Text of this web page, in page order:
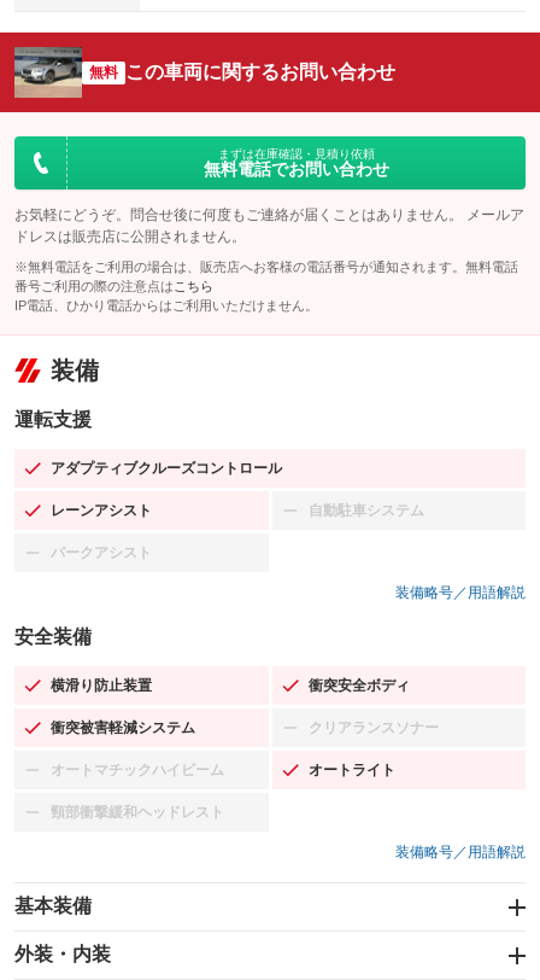
無料 この車両に関するお問い合わせ
まずは在庫確認・見積り依頼
無料電話でお問い合わせ
お気軽にどうぞ。問合せ後に何度もご連絡が届くことはありません。 メールア
ドレスは販売店に公開されません。
※無料電話をご利用の場合は、販売店へお客様の電話番号が通知されます。無料電話
番号ご利用の際の注意点は こちら
IP電話、ひかり電話からはご利用いただけません。
装備
運転支援
アダプティブクルーズコントロール
：装備あり
レーンアシスト
：装備あり 自動駐車システム
：装備なし
パークアシスト
：装備なし
装備略号／用語解説
安全装備
横滑り防止装置
：装備あり 衝突安全ボディ
：装備あり
衝突被害軽減システム
：装備あり クリアランスソナー
：装備なし
オートマチックハイビーム
：装備なし オートライト
：装備あり
頸部衝撃緩和ヘッドレスト
：装備なし
装備略号／用語解説
基本装備
エアバッグ：運転席/助手席/サイド
：装備あり
外装・内装